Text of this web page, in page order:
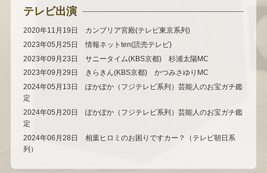
テレビ出演
2020年11月19日 カンブリア宮殿(テレビ東京系列)
2023年05月25日 情報ネットten(読売テレビ)
2023年09月23日 サニータイム(KBS京都) 杉浦太陽MC
2023年09月29日 きらきん(KBS京都) かつみさゆりMC
2024年05月13日 ぽかぽか（フジテレビ系列）芸能人のお宝ガチ鑑
定
2024年05月20日 ぽかぽか（フジテレビ系列）芸能人のお宝ガチ鑑
定
2024年06月28日 相葉ヒロミのお困りですカー？（テレビ朝日系
列）